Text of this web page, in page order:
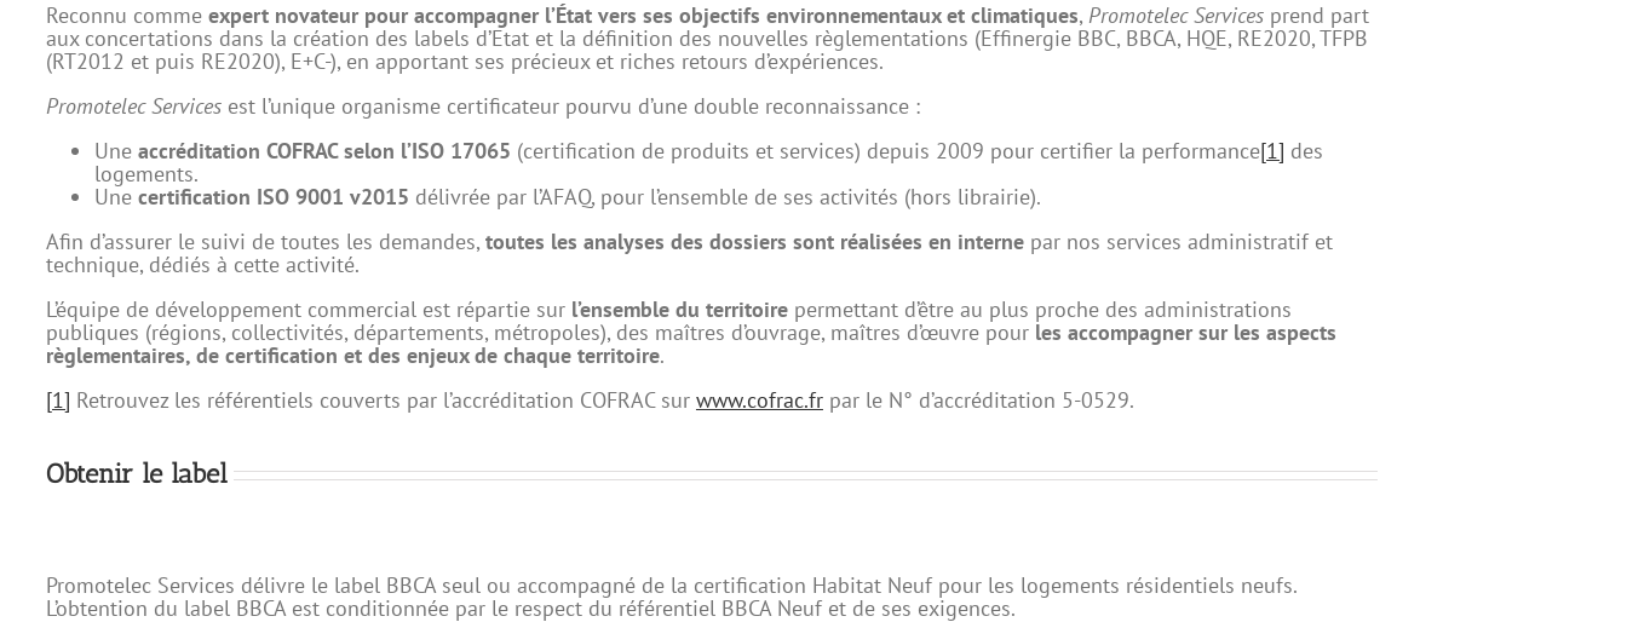
Reconnu comme expert novateur pour accompagner l’État vers ses objectifs environnementaux et climatiques, Promotelec Servicesprend part
aux concertations dans la création des labels d’Etat et la définition des nouvelles règlementations (Effinergie BBC, BBCA, HQE, RE2020, TFPB
(RT2012 et puis RE2020), E+C-), en apportant ses précieux et riches retours d’expériences.
Promotelec Servicesest l’unique organisme certificateur pourvu d’une double reconnaissance :
Une accréditation COFRAC selon l’ISO 17065 (certification de produits et services) depuis 2009 pour certifier la performance[1] des
logements.
Une certification ISO 9001 v2015 délivrée par l’AFAQ, pour l’ensemble de ses activités (hors librairie).
Afin d’assurer le suivi de toutes les demandes, toutes les analyses des dossiers sont réalisées en internepar nos services administratif et
technique, dédiés à cette activité.
L’équipe de développement commercial est répartie sur l’ensemble du territoirepermettant d’être au plus proche des administrations
publiques (régions, collectivités, départements, métropoles), des maîtres d’ouvrage, maîtres d’œuvre pour les accompagner sur les aspects
règlementaires, de certification et des enjeux de chaque territoire.
[1] Retrouvez les référentiels couverts par l’accréditation COFRAC sur www.cofrac.frpar le N° d’accréditation 5-0529.
Obtenir le label
Promotelec Services délivre le label BBCA seul ou accompagné de la certification Habitat Neuf pour les logements résidentiels neufs.
L’obtention du label BBCA est conditionnée par le respect du référentiel BBCA Neuf et de ses exigences.